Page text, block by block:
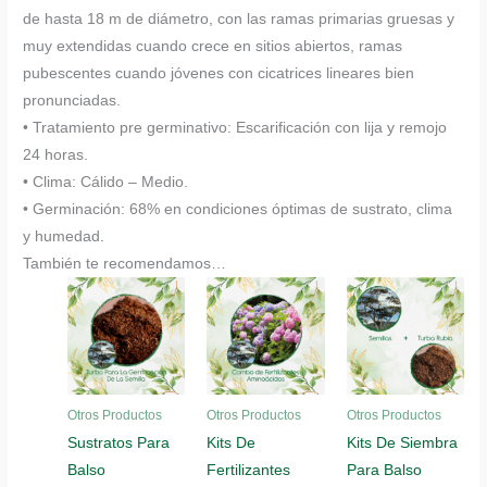
de hasta 18 m de diámetro, con las ramas primarias gruesas y
muy extendidas cuando crece en sitios abiertos, ramas
pubescentes cuando jóvenes con cicatrices lineares bien
pronunciadas.
• Tratamiento pre germinativo: Escarificación con lija y remojo
24 horas.
• Clima: Cálido – Medio.
• Germinación: 68% en condiciones óptimas de sustrato, clima
y humedad.
También te recomendamos…
Otros Productos
Sustratos Para
Balso
Otros Productos
Kits De
Fertilizantes
Otros Productos
Kits De Siembra
Para Balso